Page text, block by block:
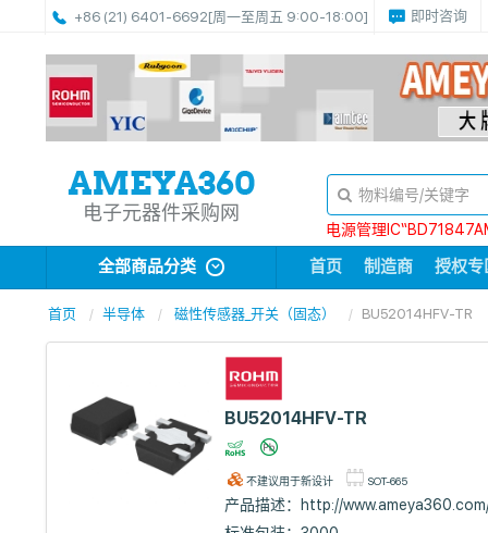
+86 (21) 6401-6692[周一至周五 9:00-18:00] 即时咨询
电子元器件采购网
电源管理
全部商品分类 首页 制造商 授权专
首页 半导体 磁性传感器_开关（固态） BU52014HFV-TR
BU52014HFV-TR
不建议用于新设计 SOT-665
产品描述：
http://